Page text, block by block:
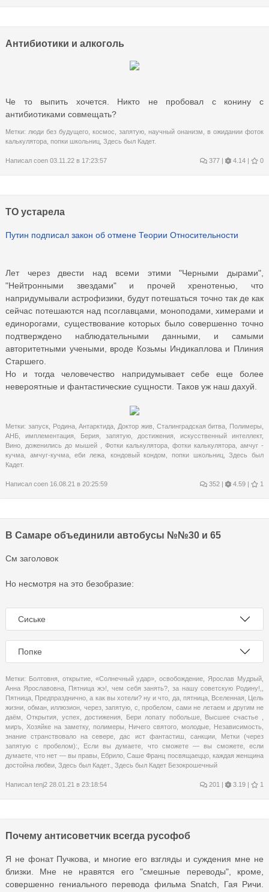
Антибиотики и алкоголь
Че то выпить хочется. Никто не пробовал с конину с
антибиотиками совмещать?
Метки: люди без будущего космос запятую научный онанизм
в ожидании фоток
калькулятора попки школьниц Здесь был Кадет.
Написал coen 03.11.22 в 17:23:57 377 4.14 | 0
ТО устарела
Путин подписал закон об отмене Теории Относительности
Лет через двести над всеми этими "Черными дырами",
"Нейтронными звездами" и прочей хренотенью, что
напридумывали астрофизики, будут потешаться точно так де как
сейчас потешаются над псоглавцами, моноподами, химерами и
единорогами, существование которых было совершенно точно
подтверждено наблюдательными данными, и самыми
авторитетными учеными, вроде Козьмы Индикаплова и Плиния
Старшего.
Но и тогда человечество напридумывает себе еще более
невероятные и фантастические сущности. Таков уж наш дахуй.
Метки: запуск, Родина,Антарктида Доктор жив, Сталинградская битва Полимеры
АНБ
имплементация Берия запятую достижения искусственный интеллект,
Вино
доженились до мышей Фотки калькулятора фотки калькулятора
амчуг -
кучма
амчуг-кучма,еби лежа кондовый кондом ,попки школьниц,Здесь был
Кадет.
Написал coen 16.08.21 в 20:25:59 352 4.59 | 1
В Самаре объединили автобусы №№30 и 65
См заголовок
Но несмотря на это безобразие:
Сиське
Попке
Метки: Болтовня открытие, «Солнечный удар» ,освобождение Ярослав Мудрый
Анна Ярославовна, Пятница жэ! чем себя занять? за нашу советскую Родину!,
Пятница
Предпразднично ,а как вы хотели? ну и что да, пятница, Вселенная
Цель
жизни обман, иллюзион через, запятую с пробелом
сами не летаем и другим не
даём
Открытия успех достижения Бери лопату побольше, Высшее счастье
миръ
Хозяйке на заметку, полимеры Ничего святого ,молодые Независимость
знание странствовало на севере
дас ист фантастиш санкции,
Метки (через
запятую с пробелом):
Если вы думаете что сможете — вы сможете,если
думаете ,что нет — вы правы Ебрило ,Саше Франц посвящаеццо, каждая женщина
достойна любви Здесь был Кадет. Здесь был Кадет Безокрошечный
Написал tenj2 28.01.21 в 23:18:54 201 3.19 | 1
Почему антисоветчик всегда русофоб
Я не фонат Пучкова, и многие его взгляды и суждения мне не
близки. Мне не нравятся его "смешные переводы", кроме,
совершенно гениального перевода фильма Snatch, Гая Ричи.